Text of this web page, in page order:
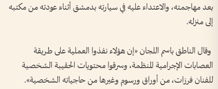
بعد مهاجمته، والاعتداء عليه في سيارته بدمشق أثناء عودته من مكتبه
إلى منزله.
وقال الناطق باسم اللجان «إن هؤلاء نفذوا العملية على طريقة
العصابات الإجرامية المنظمة، وسرقوا محتويات الحقيبة الشخصية
للفنان فرزات، من أوراق ورسوم وغيرها من حاجياته الشخصية».